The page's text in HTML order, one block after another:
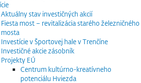
Aktuálny stav investičných akcií
Fiesta most – revitalizácia starého železničného
mosta
Investície v Športovej hale v Trenčíne
Investičné akcie zásobník
Projekty EÚ
Centrum kultúrno-kreatívneho
potenciálu Hviezda